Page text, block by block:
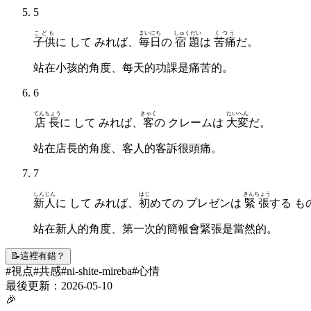
5
子供
こども
に して みれば、 毎日
まいにち
の 宿題
しゅくだい
は 苦痛
くつう
だ。
站在小孩的角度、每天的功課是痛苦的。
6
店長
てんちょう
に して みれば、 客
きゃく
の クレームは 大変
たいへん
だ。
站在店長的角度、客人的客訴很頭痛。
7
新人
しんじん
に して みれば、 初
はじ
めての プレゼンは 緊張
きんちょう
する も
站在新人的角度、第一次的簡報會緊張是當然的。
📝這裡有錯？
#視点#共感#ni-shite-mireba#心情
最後更新： 2026-05-10
🎉